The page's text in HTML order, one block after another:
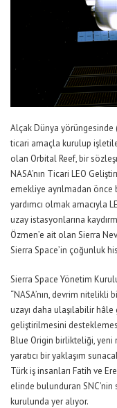
Alçak Dünya yörüngesinde
ticari amaçla kurulup
olan Orbital Reef, bir
NASA’nın Ticari LEO
emekliye ayrılmadan önce
yardımcı olmak amacıyla
uzay istasyonlarına
Özmen’e ait olan Sierra
Sierra Space’in çoğunluk
Sierra Space Yönetim
“NASA’nın, devrim
uzayı daha ulaşılabilir
geliştirilmesini
Blue Origin birlikteliği, yeni
yaratıcı bir yaklaşım
Türk iş insanları Fatih ve
elinde bulunduran
kurulunda yer alıyor.